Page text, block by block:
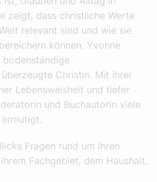
zeigt, dass christliche Werte
relevant sind und wie sie
können. Yvonne
Christin. Mit ihrer
Lebensweisheit und tiefer
und Buchautorin viele
Fragen rund um ihren
Fachgebiet, dem Haushalt.